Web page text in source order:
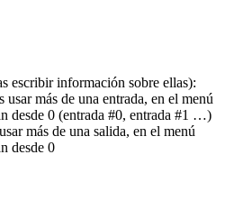
escribir información sobre ellas):
usar más de una entrada, en el menú
desde 0 (entrada #0, entrada #1 …)
más de una salida, en el menú
desde 0